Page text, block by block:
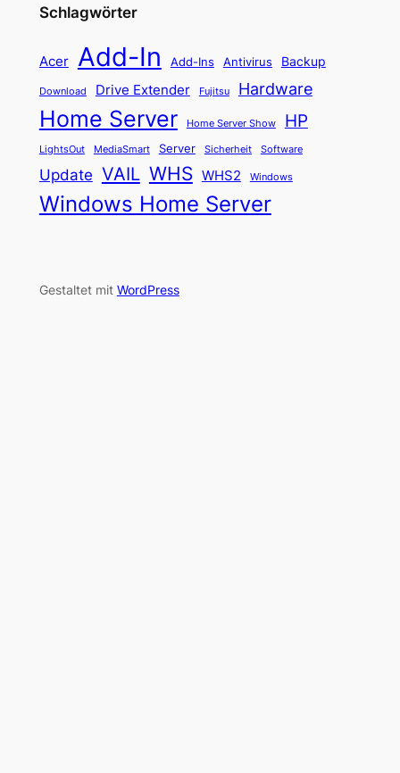
Schlagwörter
Acer Add-In Add-Ins Antivirus Backup
Download Drive Extender Fujitsu Hardware
Home Server Home Server Show HP
LightsOut MediaSmart Server Sicherheit Software
Update VAIL WHS WHS2 Windows
Windows Home Server
Gestaltet mit WordPress